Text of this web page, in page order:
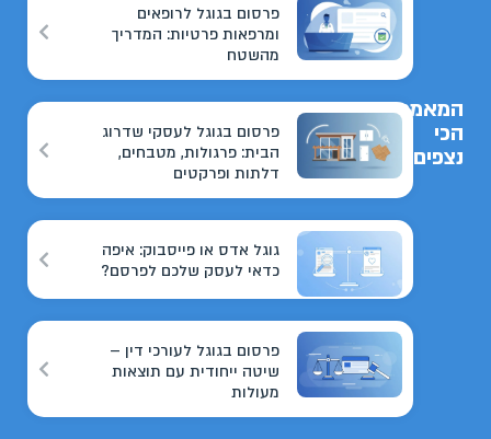
המאמרים
הכי
נצפים
פרסום בגוגל לרופאים
ומרפאות פרטיות: המדריך
מהשטח
פרסום בגוגל לעסקי שדרוג
הבית: פרגולות, מטבחים,
דלתות ופרקטים
גוגל אדס או פייסבוק: איפה
כדאי לעסק שלכם לפרסם?
פרסום בגוגל לעורכי דין –
שיטה ייחודית עם תוצאות
מעולות